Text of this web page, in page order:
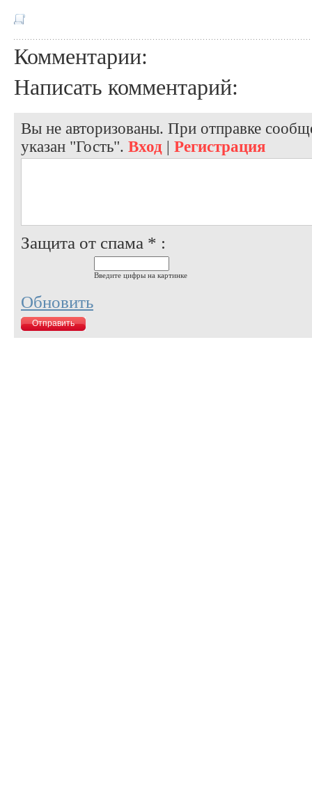
Комментарии:
Написать комментарий:
Вы не авторизованы. При отправке
указан "Гость". Вход | Регистрация
Защита от спама * :
Введите цифры на картинке
Обновить